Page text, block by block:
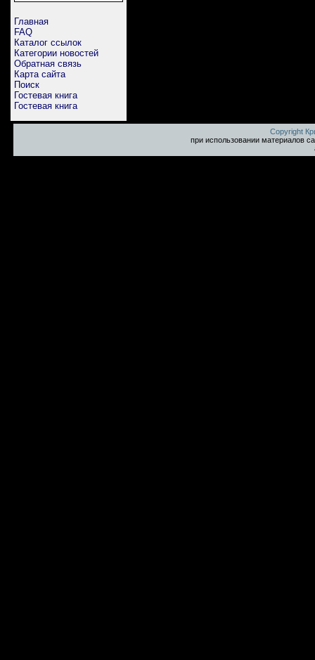
Главная
FAQ
Каталог ссылок
Категории новостей
Обратная связь
Карта сайта
Поиск
Гостевая книга
Гостевая книга
Copyright
при использовании материалов